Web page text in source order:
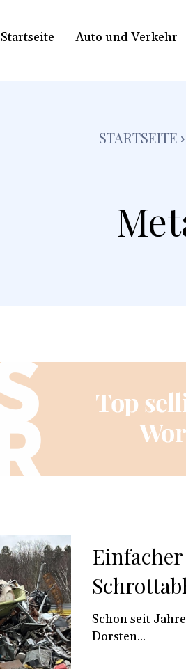
Startseite Auto und Verkehr
STARTSEITE
Schon seit
Dorsten...